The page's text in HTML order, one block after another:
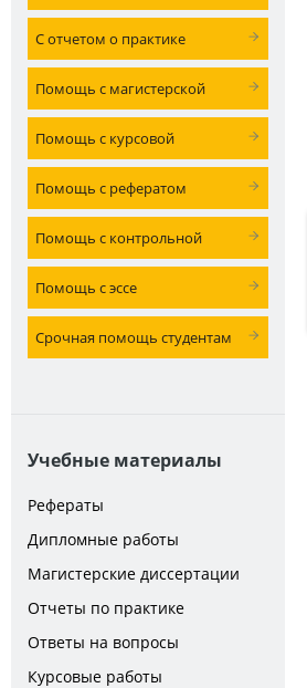
С отчетом о практике
Помощь с магистерской
Помощь с курсовой
Помощь с рефератом
Помощь с контрольной
Помощь с эссе
Срочная помощь студентам
Учебные материалы
Рефераты
Дипломные работы
Магистерские диссертации
Отчеты по практике
Ответы на вопросы
Курсовые работы